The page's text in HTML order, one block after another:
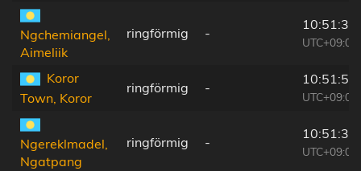
Ngchemiangel,
Aimeliik
ringförmig -
10:51:36
UTC+09:00
Koror
Town, Koror
ringförmig -
10:51:51
UTC+09:00
Ngereklmadel,
Ngatpang
ringförmig -
10:51:31
UTC+09:00